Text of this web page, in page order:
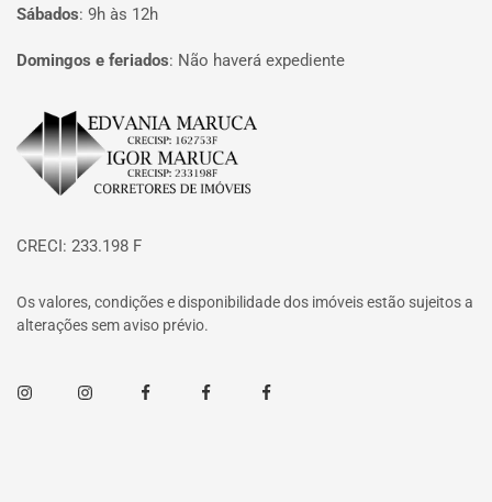
Sábados: 9h às 12h
Domingos e feriados: Não haverá expediente
Página inicial
CRECI: 233.198 F
Os valores, condições e disponibilidade dos imóveis estão sujeitos a
alterações sem aviso prévio.
InstagramInstagramFacebookFacebookFacebook